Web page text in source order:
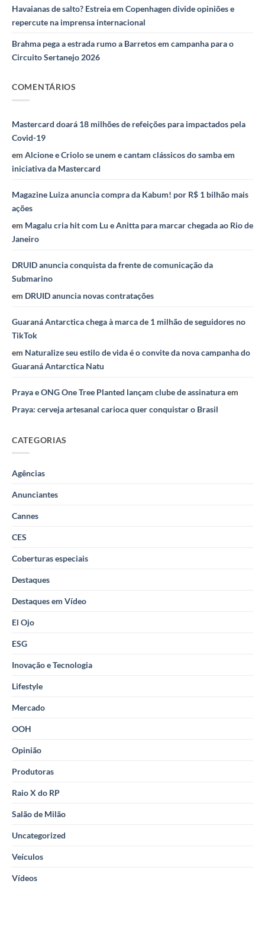
Havaianas de salto? Estreia em Copenhagen divide opiniões e
repercute na imprensa internacional
Brahma pega a estrada rumo a Barretos em campanha para o
Circuito Sertanejo 2026
COMENTÁRIOS
Mastercard doará 18 milhões de refeições para impactados pela
Covid-19
em Alcione e Criolo se unem e cantam clássicos do samba em
iniciativa da Mastercard
Magazine Luiza anuncia compra da Kabum! por R$ 1 bilhão mais
ações
em Magalu cria hit com Lu e Anitta para marcar chegada ao Rio de
Janeiro
DRUID anuncia conquista da frente de comunicação da
Submarino
em DRUID anuncia novas contratações
Guaraná Antarctica chega à marca de 1 milhão de seguidores no
TikTok
em Naturalize seu estilo de vida é o convite da nova campanha do
Guaraná Antarctica Natu
Praya e ONG One Tree Planted lançam clube de assinaturaem
Praya: cerveja artesanal carioca quer conquistar o Brasil
CATEGORIAS
Agências
Anunciantes
Cannes
CES
Coberturas especiais
Destaques
Destaques em Vídeo
El Ojo
ESG
Inovação e Tecnologia
Lifestyle
Mercado
OOH
Opinião
Produtoras
Raio X do RP
Salão de Milão
Uncategorized
Veículos
Vídeos